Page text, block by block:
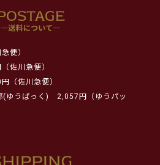
便）
佐川急便）
（佐川急便）
(ゆうぱっく)
2,057円（ゆうパッ